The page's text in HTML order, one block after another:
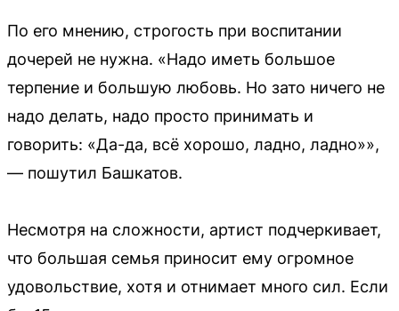
По его мнению, строгость при воспитании
дочерей не нужна. «Надо иметь большое
терпение и большую любовь. Но зато ничего не
надо делать, надо просто принимать и
говорить: «Да-да, всё хорошо, ладно, ладно»»,
— пошутил Башкатов.
Несмотря на сложности, артист подчеркивает,
что большая семья приносит ему огромное
удовольствие, хотя и отнимает много сил. Если